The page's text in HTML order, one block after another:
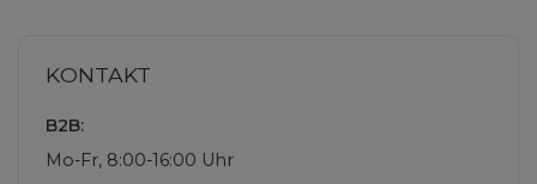
KONTAKT
B2B:
Mo-Fr, 8:00-16:00 Uhr